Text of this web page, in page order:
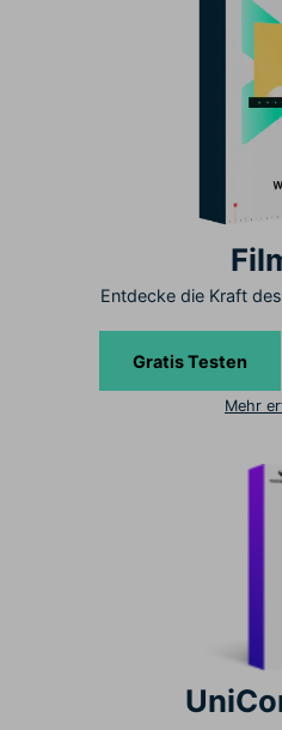
Entdecke die Kraft
Gratis Testen
Mehr